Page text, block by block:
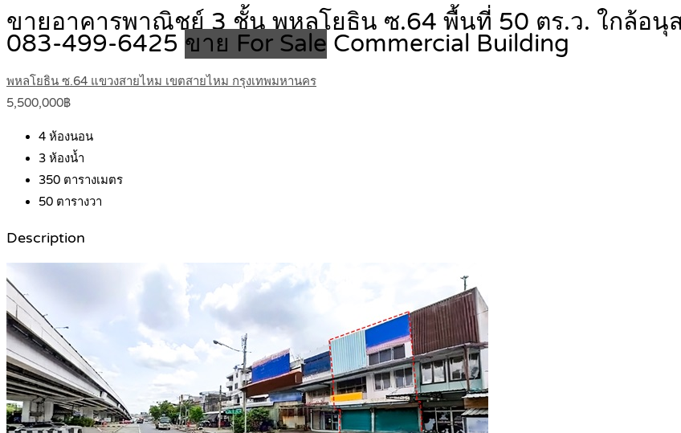
ขายอาคารพาณิชย์ 3 ชั้น พหลโยธิน ซ.64 พื้นที่ 50 ตร.ว. ใกล้อ
083-499-6425 ขาย For Sale Commercial Building
พหลโยธิน ซ.64 แขวงสายไหม เขตสายไหม กรุงเทพมหานคร
5,500,000฿
4 ห้องนอน
3 ห้องน้ำ
350 ตารางเมตร
50 ตารางวา
Description